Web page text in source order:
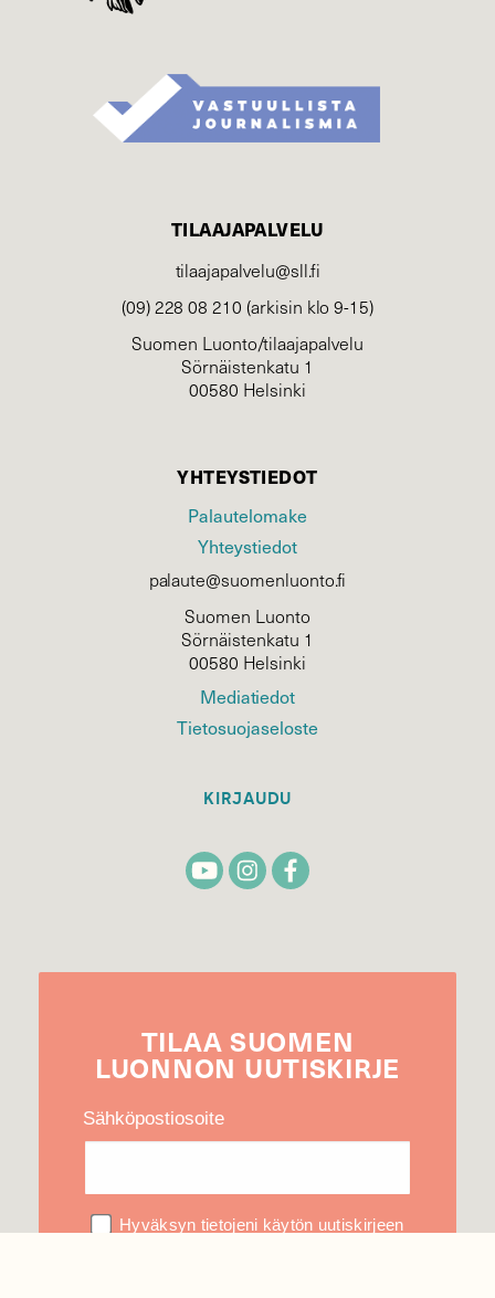
TILAAJAPALVELU
tilaajapalvelu@sll.fi
(09) 228 08 210 (arkisin klo 9-15)
Suomen Luonto/tilaajapalvelu
Sörnäistenkatu 1
00580 Helsinki
YHTEYSTIEDOT
Palautelomake
Yhteystiedot
palaute@suomenluonto.fi
Suomen Luonto
Sörnäistenkatu 1
00580 Helsinki
Mediatiedot
Tietosuojaseloste
KIRJAUDU
TILAA SUOMEN
LUONNON UUTIS­KIRJE
Sähköpostiosoite
Hyväksyn tietojeni käytön uutiskirjeen